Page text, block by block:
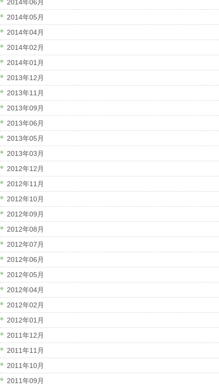
2014年06月
2014年05月
2014年04月
2014年02月
2014年01月
2013年12月
2013年11月
2013年09月
2013年06月
2013年05月
2013年03月
2012年12月
2012年11月
2012年10月
2012年09月
2012年08月
2012年07月
2012年06月
2012年05月
2012年04月
2012年02月
2012年01月
2011年12月
2011年11月
2011年10月
2011年09月